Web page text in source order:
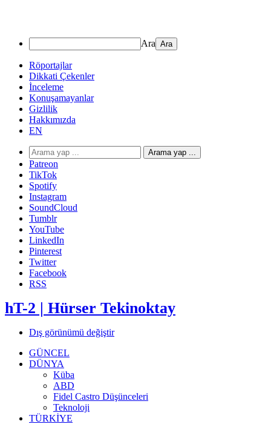
Ara
Röportajlar
Dikkati Çekenler
İnceleme
Konuşamayanlar
Gizlilik
Hakkımızda
EN
Arama yap ...
Patreon
TikTok
Spotify
Instagram
SoundCloud
Tumblr
YouTube
LinkedIn
Pinterest
Twitter
Facebook
RSS
hT-2 | Hürser Tekinoktay
Dış görünümü değiştir
GÜNCEL
DÜNYA
Küba
ABD
Fidel Castro Düşünceleri
Teknoloji
TÜRKİYE